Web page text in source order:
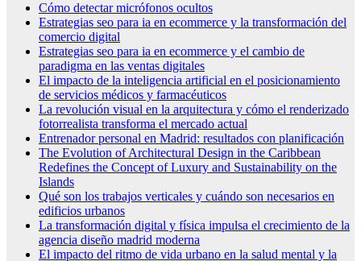
Cómo detectar micrófonos ocultos
Estrategias seo para ia en ecommerce y la transformación del
comercio digital
Estrategias seo para ia en ecommerce y el cambio de
paradigma en las ventas digitales
El impacto de la inteligencia artificial en el posicionamiento
de servicios médicos y farmacéuticos
La revolución visual en la arquitectura y cómo el renderizado
fotorrealista transforma el mercado actual
Entrenador personal en Madrid: resultados con planificación
The Evolution of Architectural Design in the Caribbean
Redefines the Concept of Luxury and Sustainability on the
Islands
Qué son los trabajos verticales y cuándo son necesarios en
edificios urbanos
La transformación digital y física impulsa el crecimiento de la
agencia diseño madrid moderna
El impacto del ritmo de vida urbano en la salud mental y la